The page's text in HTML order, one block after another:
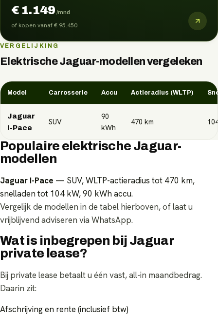
€ 1.149 /mnd
of kopen vanaf€ 95.450
VERGELIJKING
ElektrischeJaguar-modellen vergeleken
Model Carrosserie Accu Actieradius (WLTP)
Jaguar
I-Pace
SUV
90
kWh
470 km
Populaire elektrische Jaguar-
modellen
Jaguar I-Pace — SUV, WLTP-actieradius tot 470 km,
snelladen tot 104 kW, 90 kWh accu.
Vergelijk de modellen in de tabel hierboven, of laat u
vrijblijvend adviseren via WhatsApp.
Wat is inbegrepen bij Jaguar
private lease?
Bij private lease betaalt u één vast, all-in maandbedrag.
Daarin zit:
Afschrijving en rente (inclusief btw)